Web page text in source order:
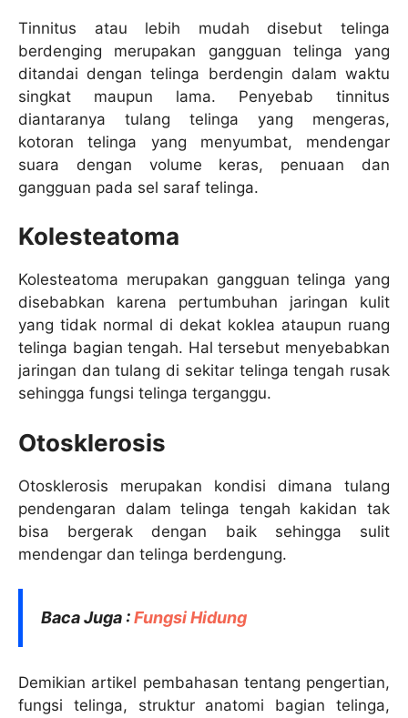
Tinnitus atau lebih mudah disebut telinga
berdenging merupakan gangguan telinga yang
ditandai dengan telinga berdengin dalam waktu
singkat maupun lama. Penyebab tinnitus
diantaranya tulang telinga yang mengeras,
kotoran telinga yang menyumbat, mendengar
suara dengan volume keras, penuaan dan
gangguan pada sel saraf telinga.
Kolesteatoma
Kolesteatoma merupakan gangguan telinga yang
disebabkan karena pertumbuhan jaringan kulit
yang tidak normal di dekat koklea ataupun ruang
telinga bagian tengah. Hal tersebut menyebabkan
jaringan dan tulang di sekitar telinga tengah rusak
sehingga fungsi telinga terganggu.
Otosklerosis
Otosklerosis merupakan kondisi dimana tulang
pendengaran dalam telinga tengah kakidan tak
bisa bergerak dengan baik sehingga sulit
mendengar dan telinga berdengung.
Baca Juga :Fungsi Hidung
Demikian artikel pembahasan tentang pengertian,
fungsi telinga, struktur anatomi bagian telinga,